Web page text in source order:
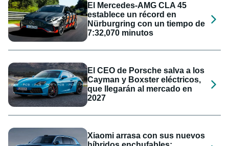
El Mercedes-AMG CLA 45
establece un récord en
Nürburgring con un tiempo de
7:32,070 minutos
El CEO de Porsche salva a los
Cayman y Boxster eléctricos,
que llegarán al mercado en
2027
Xiaomi arrasa con sus nuevos